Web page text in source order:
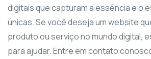
digitais que capturam a essência e o
únicas. Se você deseja um website
produto ou serviço no mundo digital,
para ajudar. Entre em contato